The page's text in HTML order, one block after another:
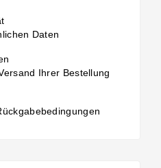
Daten
Ihrer Bestellung